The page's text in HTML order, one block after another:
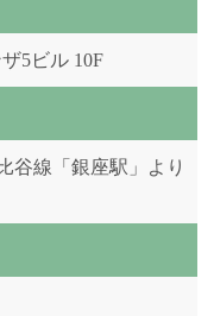
5ビル 10F
谷線「銀座駅」より